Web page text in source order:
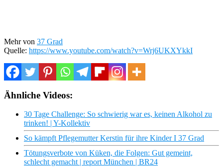
Mehr von 37 Grad
Quelle: https://www.youtube.com/watch?v=Wrj6UKXYkkI
Ähnliche Videos:
30 Tage Challenge: So schwierig war es, keinen Alkohol zu
trinken! | Y-Kollektiv
So kämpft Pflegemutter Kerstin für ihre Kinder I 37 Grad
Tötungsverbote von Küken, die Folgen: Gut gemeint,
schlecht gemacht | report München | BR24